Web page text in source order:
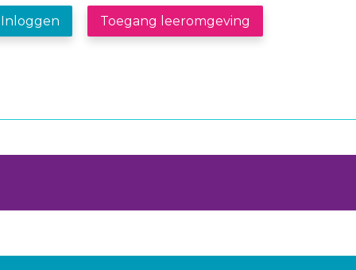
Inloggen Toegang leeromgeving